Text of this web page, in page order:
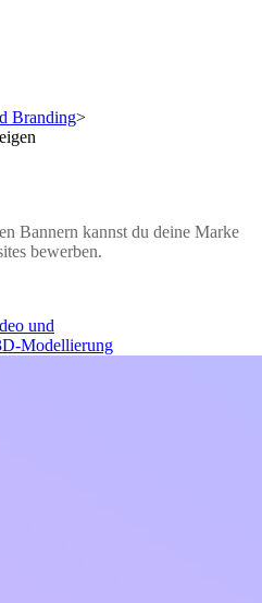
Branding>
Bannern kannst du deine Marke
bewerben.
und
Modellierung